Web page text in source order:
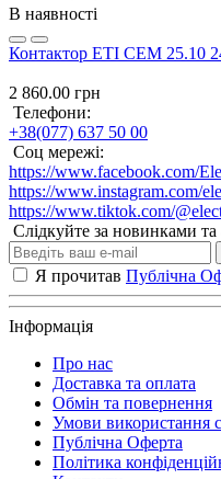
В наявності
Контактор ETI CEM 25.10
2 860.00 грн
Телефони:
+38(077) 637 50 00
Соц мережі:
https://www.facebook.com/
https://www.instagram.com/
https://www.tiktok.com/
Слідкуйте за новинками та
Я прочитав Публічна
Інформація
Про нас
Доставка та оплата
Обмін та повернення
Умови використання
Публічна Оферта
Політика